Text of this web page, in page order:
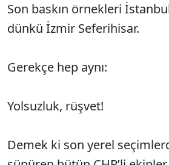
Son baskın örnekleri
dünkü İzmir Seferihisar.
Gerekçe hep aynı:
Yolsuzluk, rüşvet!
Demek ki son yerel